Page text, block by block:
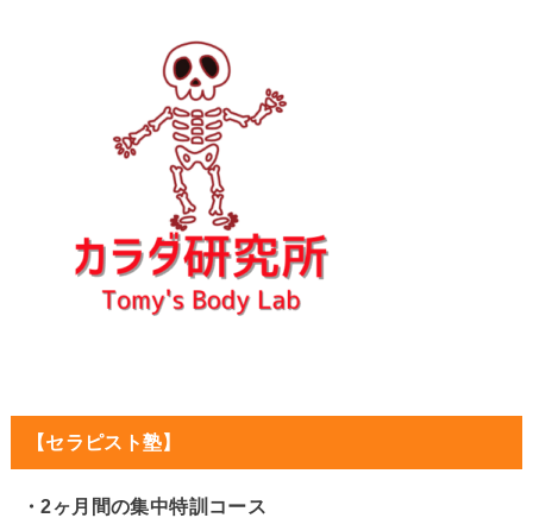
【セラピスト塾】
・2ヶ月間の集中特訓コース